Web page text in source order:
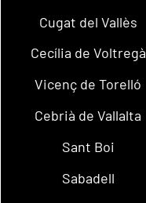
Cugat del Vallès
Cecília de Voltregà
Vicenç de Torelló
Cebrià de Vallalta
Sant Boi
Sabadell